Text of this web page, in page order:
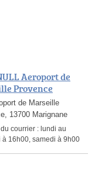
Aeroport de
Provence
de Marseille
13700 Marignane
courrier : lundi au
à 16h00, samedi à 9h00